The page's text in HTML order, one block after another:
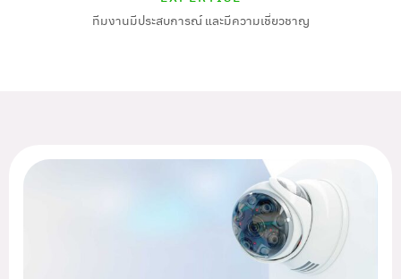
ทีมงานมีประสบการณ์ และมีความเชี่ยวชาญ